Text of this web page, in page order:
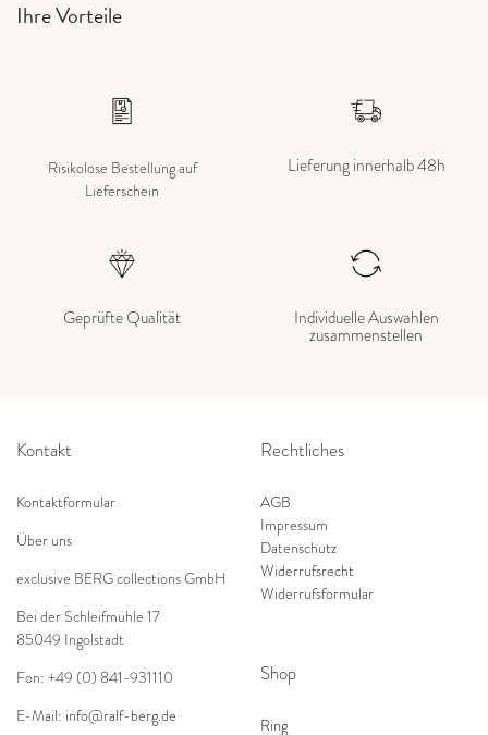
Ihre Vorteile
Risikolose Bestellung auf
Lieferschein
Lieferung innerhalb 48h
Geprüfte Qualität Individuelle Auswahlen
zusammenstellen
Kontakt
Kontaktformular
Über uns
exclusive BERG collections GmbH
Bei der Schleifmühle 17
85049 Ingolstadt
Fon: +49 (0) 841-931110
E-Mail: info@ralf-berg.de
Shop
Ring
Rechtliches
AGB
Impressum
Datenschutz
Widerrufsrecht
Widerrufsformular